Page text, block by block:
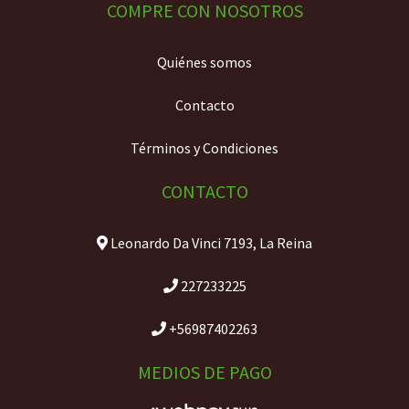
COMPRE CON NOSOTROS
Quiénes somos
Contacto
Términos y Condiciones
CONTACTO
Leonardo Da Vinci 7193, La Reina
227233225
+56987402263
MEDIOS DE PAGO